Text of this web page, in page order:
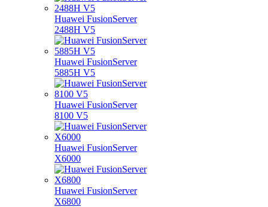
Huawei FusionServer
2488H V5
Huawei FusionServer
5885H V5
Huawei FusionServer
8100 V5
Huawei FusionServer
X6000
Huawei FusionServer
X6800